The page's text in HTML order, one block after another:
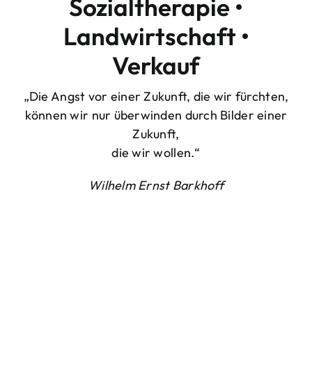
Sozialtherapie •
Landwirtschaft •
Verkauf
„Die Angst vor einer Zukunft, die wir fürchten,
können wir nur überwinden durch Bilder einer
Zukunft,
die wir wollen.“
Wilhelm Ernst Barkhoff